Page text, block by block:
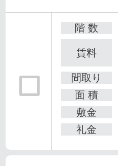
階 数
賃料
間取り
面 積
敷金
礼金